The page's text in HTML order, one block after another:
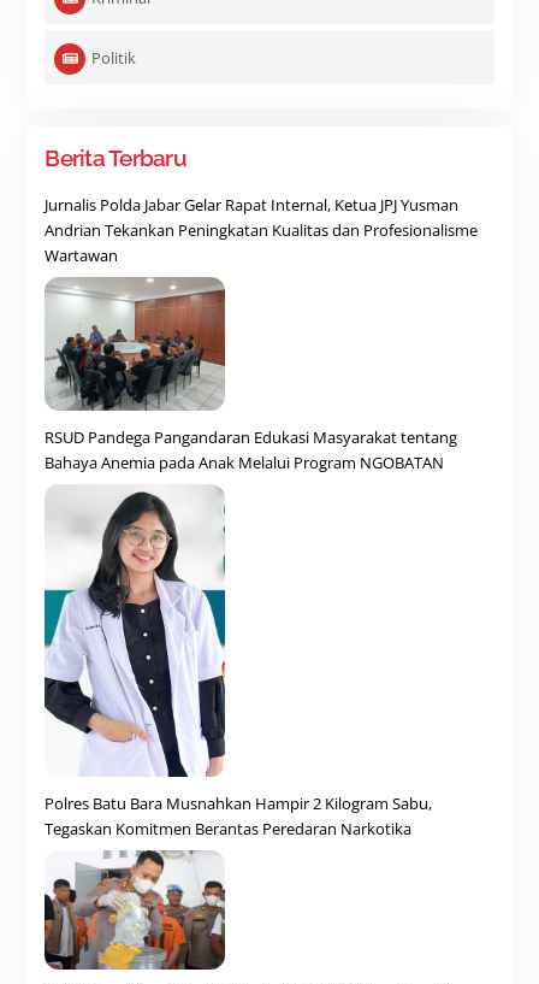
Politik
Berita Terbaru
Jurnalis Polda Jabar Gelar Rapat Internal, Ketua JPJ Yusman
Andrian Tekankan Peningkatan Kualitas dan Profesionalisme
Wartawan
RSUD Pandega Pangandaran Edukasi Masyarakat tentang
Bahaya Anemia pada Anak Melalui Program NGOBATAN
Polres Batu Bara Musnahkan Hampir 2 Kilogram Sabu,
Tegaskan Komitmen Berantas Peredaran Narkotika